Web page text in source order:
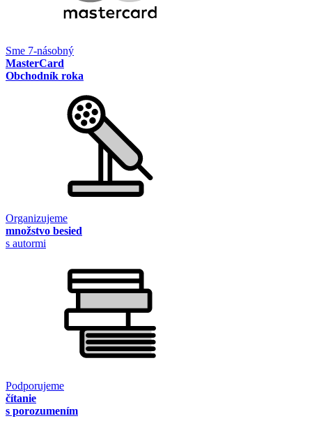
Sme 7-násobný
MasterCard
Obchodník roka
Organizujeme
množstvo besied
s autormi
Podporujeme
čítanie
s porozumením